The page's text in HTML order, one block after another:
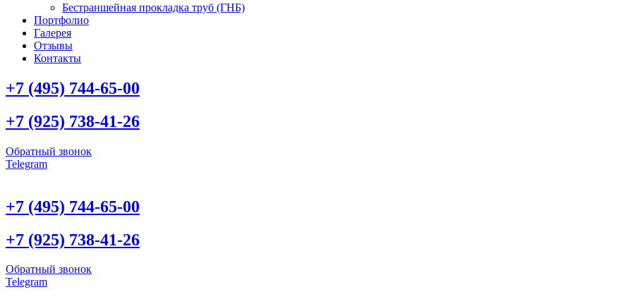
Бестраншейная прокладка труб (ГНБ)
Портфолио
Галерея
Отзывы
Контакты
+7 (495) 744-65-00
+7 (925) 738-41-26
Обратный звонок
Telegram
+7 (495) 744-65-00
+7 (925) 738-41-26
Обратный звонок
Telegram